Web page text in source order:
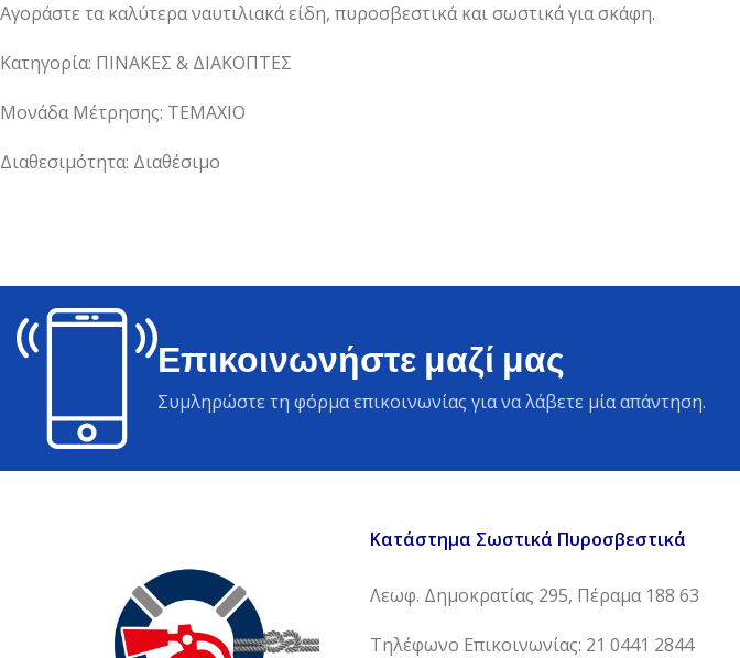
Αγοράστε τα καλύτερα ναυτιλιακά είδη, πυροσβεστικά και σωστικά για σκάφη.
Κατηγορία: ΠΙΝΑΚΕΣ & ΔΙΑΚΟΠΤΕΣ
Μονάδα Μέτρησης: ΤΕΜΑΧΙΟ
Διαθεσιμότητα: Διαθέσιμο
Επικοινωνήστε μαζί μας
Συμληρώστε τη φόρμα επικοινωνίας για να λάβετε μία απάντηση.
Κατάστημα Σωστικά Πυροσβεστικά
Λεωφ. Δημοκρατίας 295, Πέραμα 188 63
Τηλέφωνο Επικοινωνίας: 21 0441 2844